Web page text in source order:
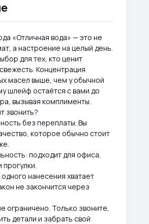
«Отличная вода» — это не
а настроение на целый день.
для тех, кто ценит
Концентрация
масел выше, чем у обычной
шлейф остаётся с вами до
вызывая комплименты.
звонить?
без переплаты. Вы
которое обычно стоит
подходит для офиса,
прогулки.
нанесения хватает
не закончится через
ограничено. Только звоните,
детали и забрать свой